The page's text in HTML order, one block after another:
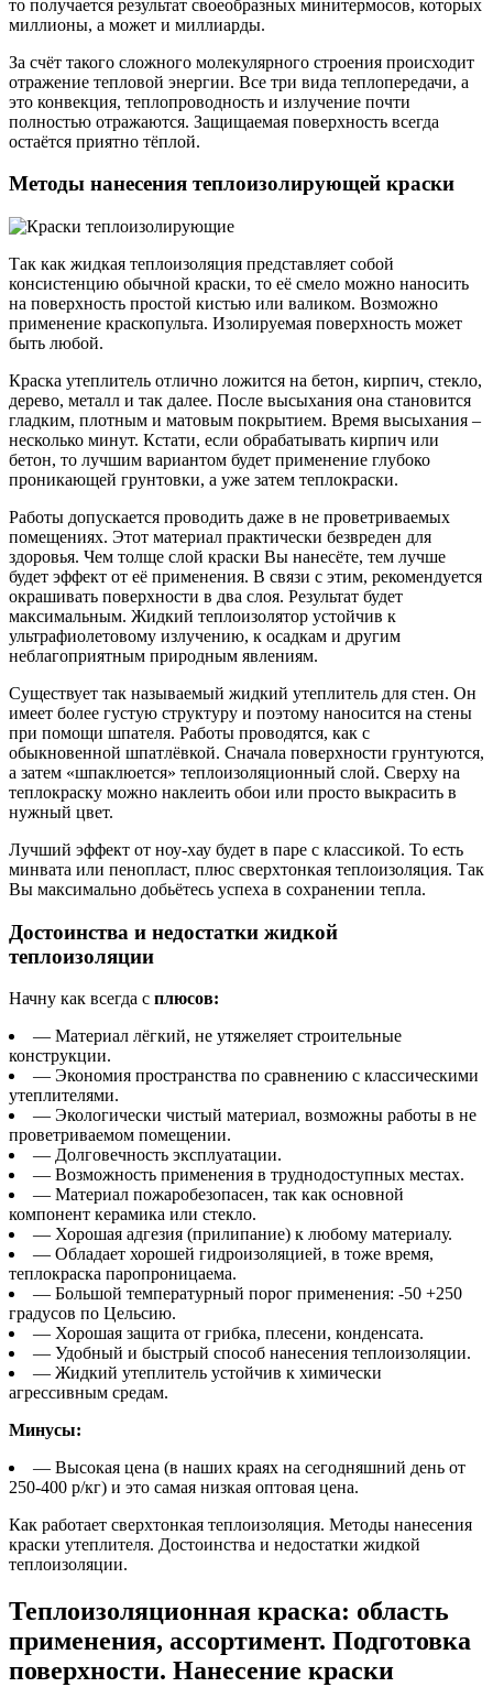
то получается результат своеобразных минитермосов, которых
миллионы, а может и миллиарды.
За счёт такого сложного молекулярного строения происходит
отражение тепловой энергии. Все три вида теплопередачи, а
это конвекция, теплопроводность и излучение почти
полностью отражаются. Защищаемая поверхность всегда
остаётся приятно тёплой.
Методы нанесения теплоизолирующей краски
Так как жидкая теплоизоляция представляет собой
консистенцию обычной краски, то её смело можно наносить
на поверхность простой кистью или валиком. Возможно
применение краскопульта. Изолируемая поверхность может
быть любой.
Краска утеплитель отлично ложится на бетон, кирпич, стекло,
дерево, металл и так далее. После высыхания она становится
гладким, плотным и матовым покрытием. Время высыхания –
несколько минут. Кстати, если обрабатывать кирпич или
бетон, то лучшим вариантом будет применение глубоко
проникающей грунтовки, а уже затем теплокраски.
Работы допускается проводить даже в не проветриваемых
помещениях. Этот материал практически безвреден для
здоровья. Чем толще слой краски Вы нанесёте, тем лучше
будет эффект от её применения. В связи с этим, рекомендуется
окрашивать поверхности в два слоя. Результат будет
максимальным. Жидкий теплоизолятор устойчив к
ультрафиолетовому излучению, к осадкам и другим
неблагоприятным природным явлениям.
Существует так называемый жидкий утеплитель для стен. Он
имеет более густую структуру и поэтому наносится на стены
при помощи шпателя. Работы проводятся, как с
обыкновенной шпатлёвкой. Сначала поверхности грунтуются,
а затем «шпаклюется» теплоизоляционный слой. Сверху на
теплокраску можно наклеить обои или просто выкрасить в
нужный цвет.
Лучший эффект от ноу-хау будет в паре с классикой. То есть
минвата или пенопласт, плюс сверхтонкая теплоизоляция. Так
Вы максимально добьётесь успеха в сохранении тепла.
Достоинства и недостатки жидкой
теплоизоляции
Начну как всегда с плюсов:
— Материал лёгкий, не утяжеляет строительные
конструкции.
— Экономия пространства по сравнению с классическими
утеплителями.
— Экологически чистый материал, возможны работы в не
проветриваемом помещении.
— Долговечность эксплуатации.
— Возможность применения в труднодоступных местах.
— Материал пожаробезопасен, так как основной
компонент керамика или стекло.
— Хорошая адгезия (прилипание) к любому материалу.
— Обладает хорошей гидроизоляцией, в тоже время,
теплокраска паропроницаема.
— Большой температурный порог применения: -50 +250
градусов по Цельсию.
— Хорошая защита от грибка, плесени, конденсата.
— Удобный и быстрый способ нанесения теплоизоляции.
— Жидкий утеплитель устойчив к химически
агрессивным средам.
Минусы:
— Высокая цена (в наших краях на сегодняшний день от
250-400 р/кг) и это самая низкая оптовая цена.
Как работает сверхтонкая теплоизоляция. Методы нанесения
краски утеплителя. Достоинства и недостатки жидкой
теплоизоляции.
Теплоизоляционная краска: область
применения, ассортимент. Подготовка
поверхности. Нанесение краски